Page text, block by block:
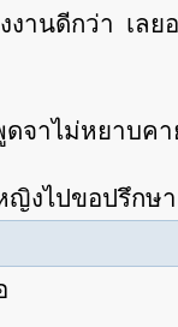
งงานดีกว่า เ
จาไม่หยาบคา
งไปขอปรึกษ